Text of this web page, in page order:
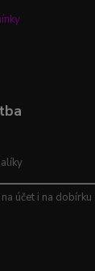
účet i na dobírku